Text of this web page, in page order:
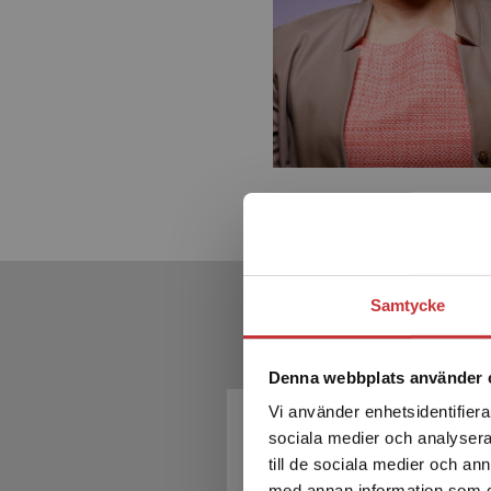
Samtycke
Denna webbplats använder
Vi använder
sociala medier och
till de sociala medier och